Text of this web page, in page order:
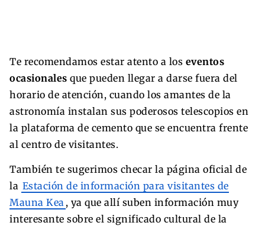
Te recomendamos estar atento a los eventos
ocasionales que pueden llegar a darse fuera del
horario de atención, cuando los amantes de la
astronomía instalan sus poderosos telescopios en
la plataforma de cemento que se encuentra frente
al centro de visitantes.
También te sugerimos checar la página oficial de
la Estación de información para visitantes de
Mauna Kea , ya que allí suben información muy
interesante sobre el significado cultural de la